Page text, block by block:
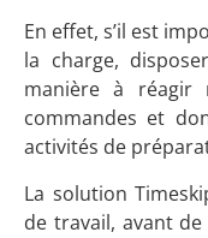
En effet, s’il est
la charge,
manière à réagir
commandes et
activités de
La solution
de travail, avant